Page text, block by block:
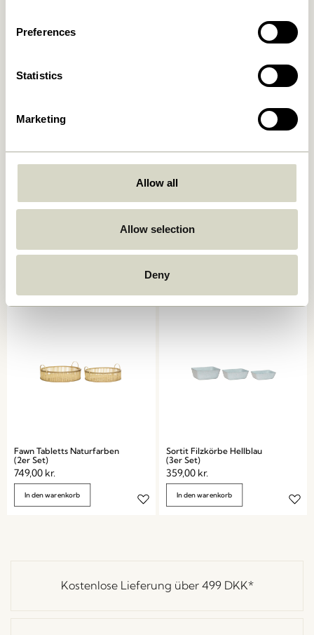
Preferences
Statistics
Marketing
Allow all
Allow selection
Deny
Laundromat Wäschekorb
619,00kr.
Current Korb
669,00
Fawn Tabletts Naturfarben
(2er Set)
749,00 kr.
In den warenkorb
Sortit Filzkörbe Hellblau
(3er Set)
359,00 kr.
In den warenkorb
Kostenlose Lieferung über 499 DKK*